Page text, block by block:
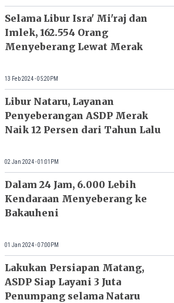
Selama Libur Isra' Mi'raj dan
Imlek, 162.554 Orang
Menyeberang Lewat Merak
13 Feb 2024 - 05:20PM
Libur Nataru, Layanan
Penyeberangan ASDP Merak
Naik 12 Persen dari Tahun Lalu
02 Jan 2024 - 01:01PM
Dalam 24 Jam, 6.000 Lebih
Kendaraan Menyeberang ke
Bakauheni
01 Jan 2024 - 07:00PM
Lakukan Persiapan Matang,
ASDP Siap Layani 3 Juta
Penumpang selama Nataru